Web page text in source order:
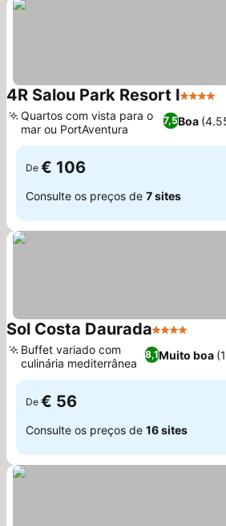
4R Salou Park Resort I4
7,5Boa
Quartos com vista para o
mar ou PortAventura
De € 106
Consulte os preços de 7 sites
Sol Costa Daurada4 Estrelas
8,1Muito boa
Buffet variado com
culinária mediterrânea
De € 56
Consulte os preços de 16 sites